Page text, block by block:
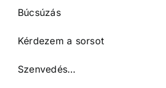
Búcsúzás
Kérdezem a sorsot
Szenvedés…